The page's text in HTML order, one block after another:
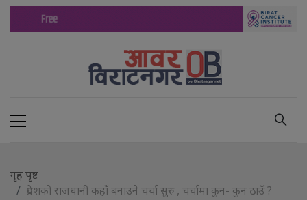
गृह पृष्ट
प्रदेशको राजधानी कहाँ बनाउने चर्चा सुरु , चर्चामा कुन- कुन ठाउँ ?